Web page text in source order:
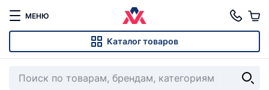
МЕНЮ
Каталог товаров